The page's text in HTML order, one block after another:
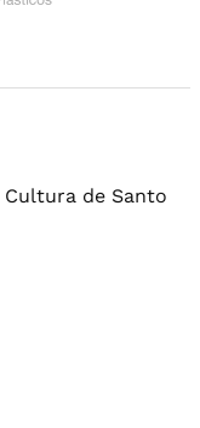
Cultura de Santo